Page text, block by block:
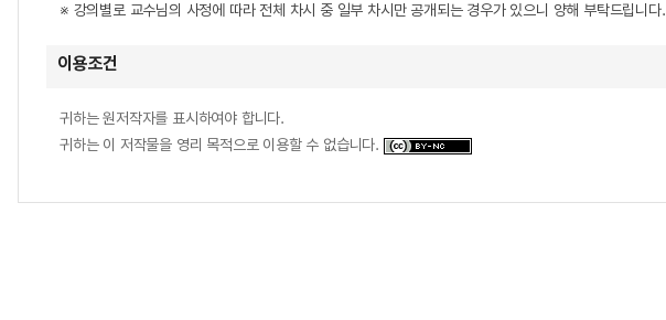
※ 강의별로 교수님의 사정에 따라 전체 차시 중 일부 차시만 공개되는 경우가 있으니 양해 부탁드립니다.
이용조건
귀하는 원저작자를 표시하여야 합니다.
귀하는 이 저작물을 영리 목적으로 이용할 수 없습니다.